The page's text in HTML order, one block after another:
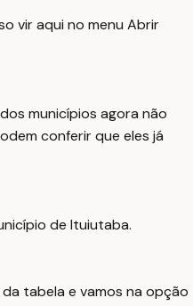
vir aqui no menu Abrir
municípios agora não
conferir que eles já
de Ituiutaba.
tabela e vamos na opção